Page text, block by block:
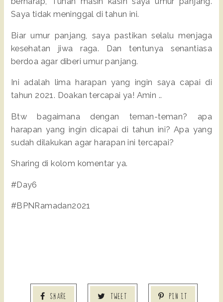
Saya tidak meninggal di tahun ini.
Biar umur panjang, saya pastikan selalu menjaga
kesehatan jiwa raga. Dan tentunya senantiasa
berdoa agar diberi umur panjang.
Ini adalah lima harapan yang ingin saya capai di
tahun 2021. Doakan tercapai ya! Amin ..
Btw bagaimana dengan teman-teman? apa
harapan yang ingin dicapai di tahun ini? Apa yang
sudah dilakukan agar harapan ini tercapai?
Sharing di kolom komentar ya.
#Day6
#BPNRamadan2021
SHARE TWEET PIN IT